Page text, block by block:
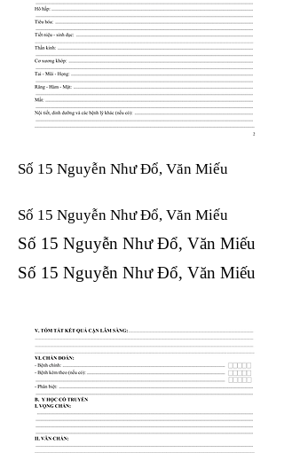
Số 15 Nguyễn Như Đổ, Văn Miếu
Số 15 Nguyễn Như Đổ, Văn Miếu​​​​
Số 15 Nguyễn Như Đổ, Văn Miếu​​​​
Số 15 Nguyễn Như Đổ, Văn Miếu​​​​